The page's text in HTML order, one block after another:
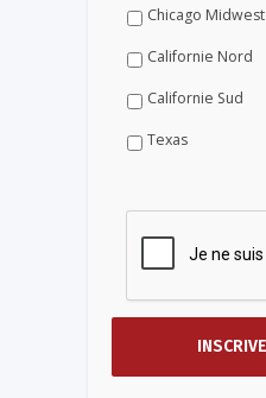
Chicago Midwest
Californie Nord
Californie Sud
Texas